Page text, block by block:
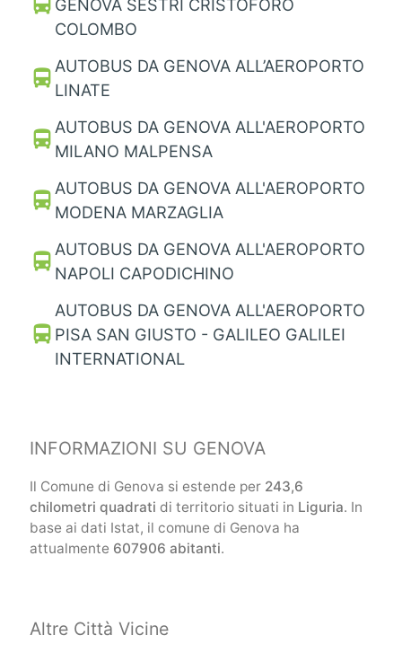
GENOVA SESTRI CRISTOFORO
COLOMBO
directions_bus AUTOBUS DA GENOVA ALL’AEROPORTO
LINATE
directions_bus AUTOBUS DA GENOVA ALL'AEROPORTO
MILANO MALPENSA
directions_bus AUTOBUS DA GENOVA ALL'AEROPORTO
MODENA MARZAGLIA
directions_bus AUTOBUS DA GENOVA ALL'AEROPORTO
NAPOLI CAPODICHINO
directions_bus
AUTOBUS DA GENOVA ALL'AEROPORTO
PISA SAN GIUSTO - GALILEO GALILEI
INTERNATIONAL
INFORMAZIONI SU GENOVA
Il Comune di Genova si estende per 243,6
chilometri quadrati di territorio situati in Liguria. In
base ai dati Istat, il comune di Genova ha
attualmente 607906 abitanti.
Altre Città Vicine